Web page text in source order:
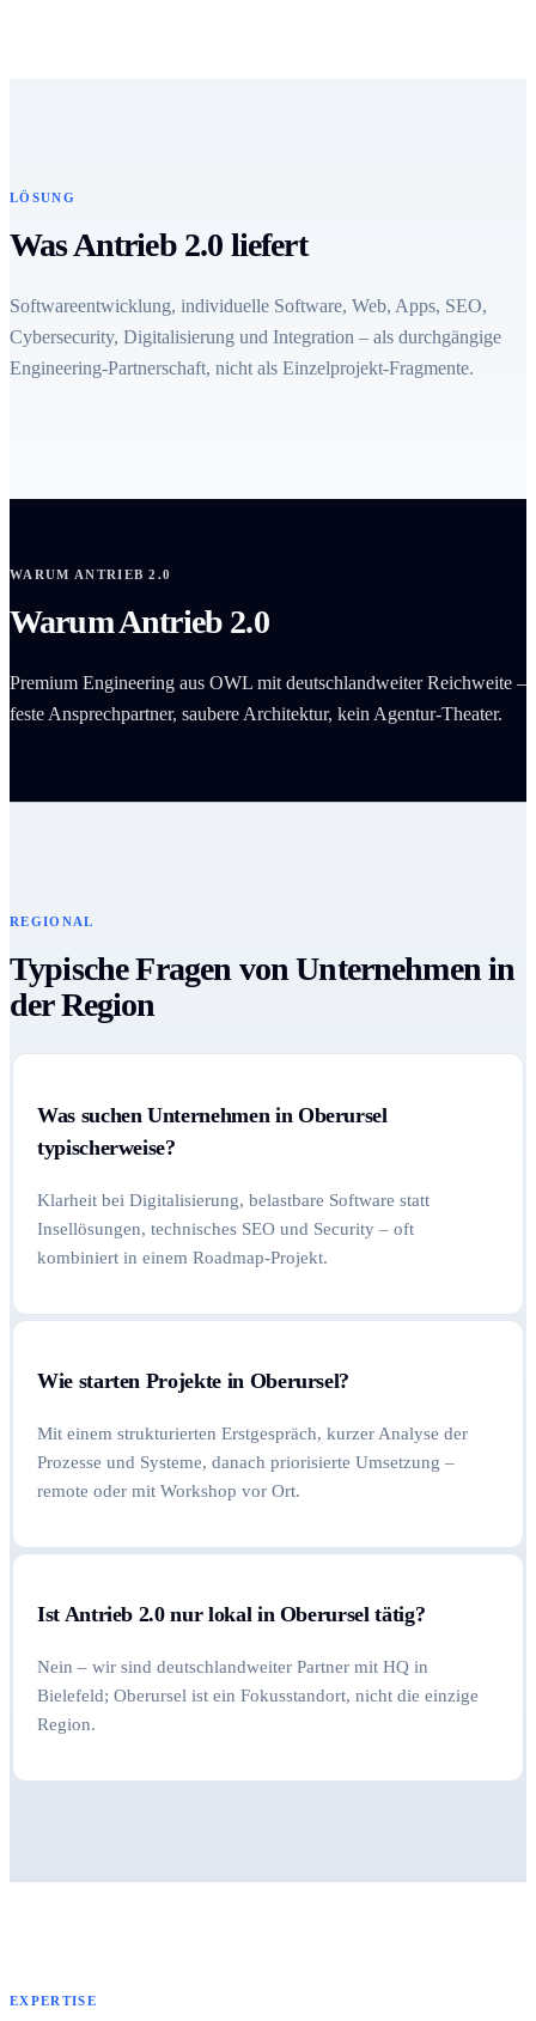
LÖSUNG
Was Antrieb 2.0 liefert
Softwareentwicklung, individuelle Software, Web, Apps, SEO,
Cybersecurity, Digitalisierung und Integration – als durchgängige
Engineering-Partnerschaft, nicht als Einzelprojekt-Fragmente.
WARUM ANTRIEB 2.0
Warum Antrieb 2.0
Premium Engineering aus OWL mit deutschlandweiter Reichweite –
feste Ansprechpartner, saubere Architektur, kein Agentur-Theater.
REGIONAL
Typische Fragen von Unternehmen in
der Region
Was suchen Unternehmen in Oberursel
typischerweise?
Klarheit bei Digitalisierung, belastbare Software statt
Insellösungen, technisches SEO und Security – oft
kombiniert in einem Roadmap-Projekt.
Wie starten Projekte in Oberursel?
Mit einem strukturierten Erstgespräch, kurzer Analyse der
Prozesse und Systeme, danach priorisierte Umsetzung –
remote oder mit Workshop vor Ort.
Ist Antrieb 2.0 nur lokal in Oberursel tätig?
Nein – wir sind deutschlandweiter Partner mit HQ in
Bielefeld; Oberursel ist ein Fokusstandort, nicht die einzige
Region.
EXPERTISE